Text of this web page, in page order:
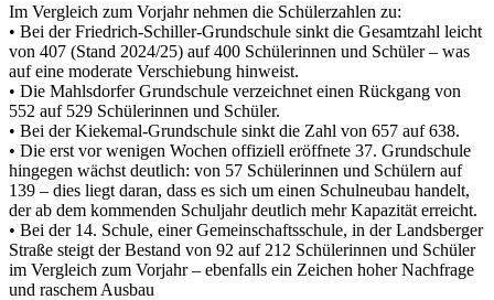
Im Vergleich zum Vorjahr nehmen die Schülerzahlen zu:
• Bei der Friedrich-Schiller-Grundschule sinkt die Gesamtzahl leicht
von 407 (Stand 2024/25) auf 400 Schülerinnen und Schüler – was
auf eine moderate Verschiebung hinweist.
• Die Mahlsdorfer Grundschule verzeichnet einen Rückgang von
552 auf 529 Schülerinnen und Schüler.
• Bei der Kiekemal-Grundschule sinkt die Zahl von 657 auf 638.
• Die erst vor wenigen Wochen offiziell eröffnete 37. Grundschule
hingegen wächst deutlich: von 57 Schülerinnen und Schülern auf
139 – dies liegt daran, dass es sich um einen Schulneubau handelt,
der ab dem kommenden Schuljahr deutlich mehr Kapazität erreicht.
• Bei der 14. Schule, einer Gemeinschaftsschule, in der Landsberger
Straße steigt der Bestand von 92 auf 212 Schülerinnen und Schüler
im Vergleich zum Vorjahr – ebenfalls ein Zeichen hoher Nachfrage
und raschem Ausbau